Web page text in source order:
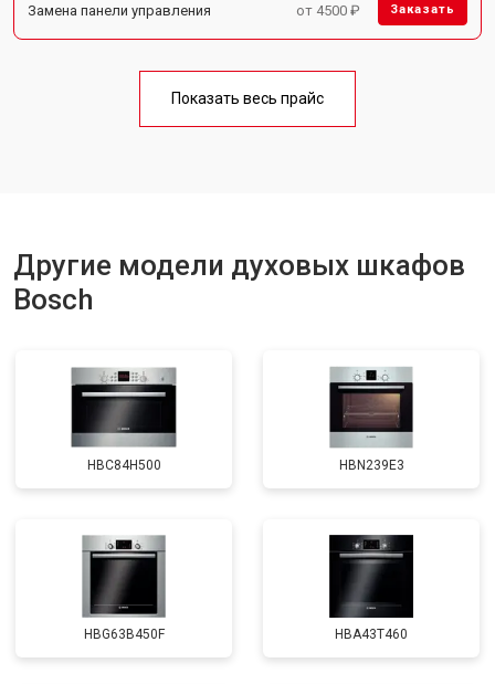
Замена панели управления от 4500 ₽ Заказать
Показать весь прайс
Другие модели духовых шкафов
Bosch
HBC84H500 HBN239E3
HBG63B450F HBA43T460